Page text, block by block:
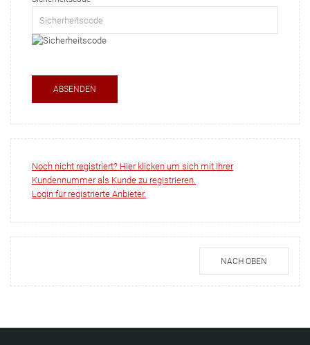
ABSENDEN
Noch nicht registriert? Hier klicken um sich mit Ihrer
Kundennummer als Kunde zu registrieren.
Login für registrierte Anbieter.
NACH OBEN